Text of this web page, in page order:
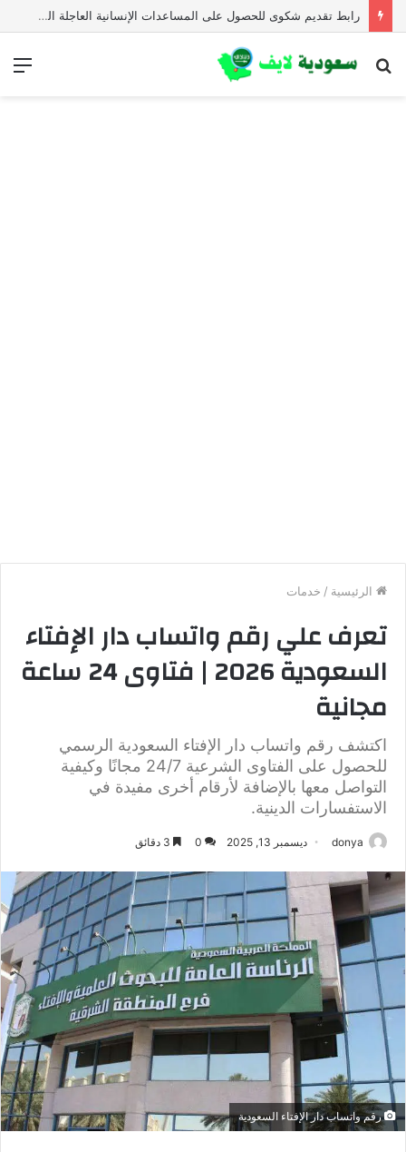
رابط تقديم شكوى للحصول على المساعدات الإنسانية العاجلة المجلس النرويجي للاجئين
بحث
الرئيسية / خدمات
تعرف علي رقم واتساب دار الإفتاء
السعودية 2026 | فتاوى 24 ساعة
مجانية
اكتشف رقم واتساب دار الإفتاء السعودية الرسمي
للحصول على الفتاوى الشرعية 24/7 مجانًا وكيفية
التواصل معها بالإضافة لأرقام أخرى مفيدة في
الاستفسارات الدينية.
donya ديسمبر 13, 2025 0
رقم واتساب دار الإفتاء السعودية